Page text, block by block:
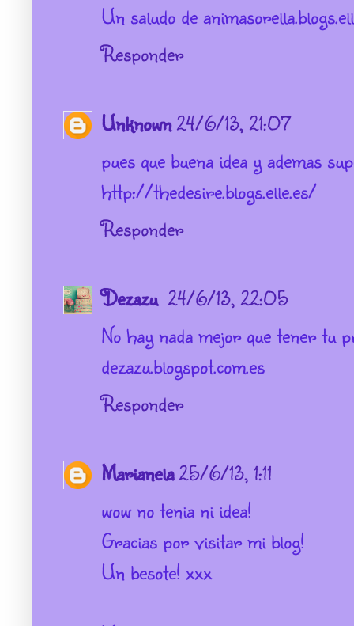
Un saludo de
Responder
Unknown24/6/13, 21:07
pues que buena idea y ademas
http://thedesire.blogs.elle.es/
Responder
Dezazu 24/6/13, 22:05
No hay nada mejor que tener tu
dezazu.blogspot.com.es
Responder
Marianela25/6/13, 1:11
wow no tenia ni idea!
Gracias por visitar mi blog!
Un besote! xxx